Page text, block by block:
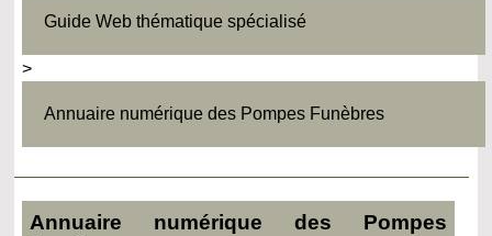
Guide Web thématique spécialisé
>
Annuaire numérique des Pompes Funèbres
Annuaire numérique des Pompes